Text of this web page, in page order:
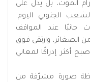
الموت، بل يدل على
الجنوبي اليوم.
عند المواقف
الصغائر، وارتقى فوق
أكثر إدراكًا لمعاني
صورة مشرّفة من